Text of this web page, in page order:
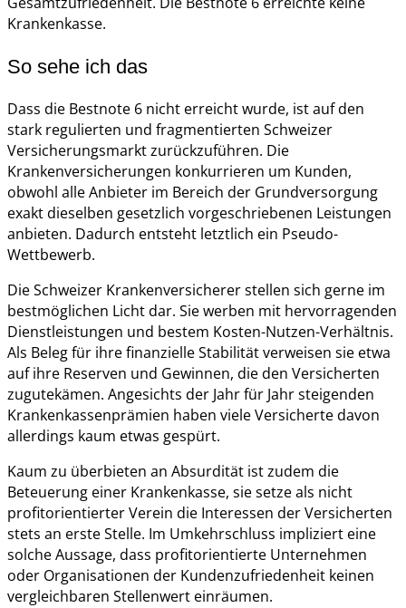
Krankenkasse.
So sehe ich das
Dass die Bestnote 6 nicht erreicht wurde, ist auf den
stark regulierten und fragmentierten Schweizer
Versicherungsmarkt zurückzuführen. Die
Krankenversicherungen konkurrieren um Kunden,
obwohl alle Anbieter im Bereich der Grundversorgung
exakt dieselben gesetzlich vorgeschriebenen Leistungen
anbieten. Dadurch entsteht letztlich ein Pseudo-
Wettbewerb.
Die Schweizer Krankenversicherer stellen sich gerne im
bestmöglichen Licht dar. Sie werben mit hervorragenden
Dienstleistungen und bestem Kosten-Nutzen-Verhältnis.
Als Beleg für ihre finanzielle Stabilität verweisen sie etwa
auf ihre Reserven und Gewinnen, die den Versicherten
zugutekämen. Angesichts der Jahr für Jahr steigenden
Krankenkassenprämien haben viele Versicherte davon
allerdings kaum etwas gespürt.
Kaum zu überbieten an Absurdität ist zudem die
Beteuerung einer Krankenkasse, sie setze als nicht
profitorientierter Verein die Interessen der Versicherten
stets an erste Stelle. Im Umkehrschluss impliziert eine
solche Aussage, dass profitorientierte Unternehmen
oder Organisationen der Kundenzufriedenheit keinen
vergleichbaren Stellenwert einräumen.